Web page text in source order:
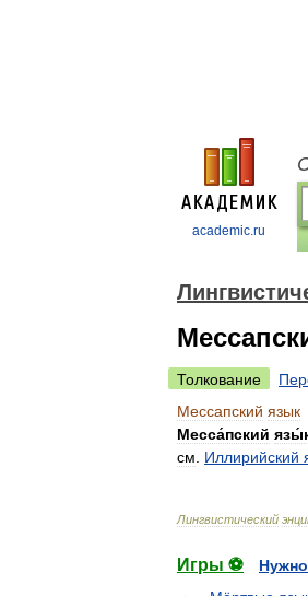
academic.ru
Толкование
Мессапский язык
Месса́пский
см
Иллирийский
Лингвистический
Игры ⚽